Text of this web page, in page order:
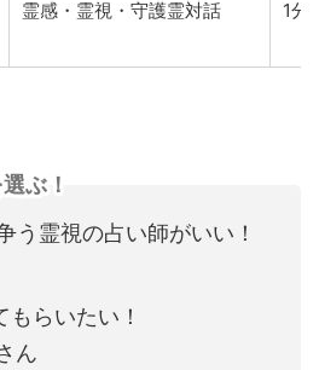
霊感・霊視・守護霊対話 1分
ぶ！
う霊視の占い師がいい！
らいたい！
ん